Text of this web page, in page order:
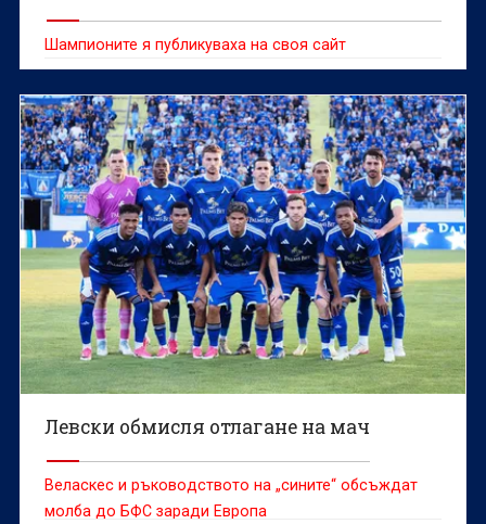
Шампионите я публикуваха на своя сайт
Левски обмисля отлагане на мач
Веласкес и ръководството на „сините“ обсъждат
молба до БФС заради Европа